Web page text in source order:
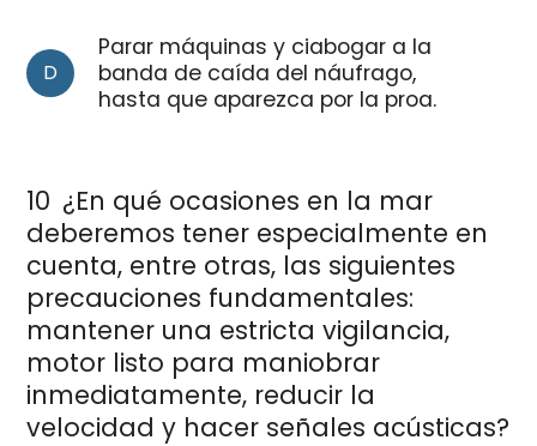
D
Parar máquinas y ciabogar a la
banda de caída del náufrago,
hasta que aparezca por la proa.
10 ¿En qué ocasiones en la mar
deberemos tener especialmente en
cuenta, entre otras, las siguientes
precauciones fundamentales:
mantener una estricta vigilancia,
motor listo para maniobrar
inmediatamente, reducir la
velocidad y hacer señales acústicas?